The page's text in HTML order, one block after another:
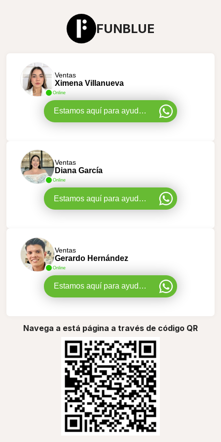
FUNBLUE
Online
Ventas
Ximena Villanueva
Estamos aquí para ayudarte
Online
Ventas
Diana García
Estamos aquí para ayudarte
Online
Ventas
Gerardo Hernández
Estamos aquí para ayudarte
Navega a está página a través de código QR